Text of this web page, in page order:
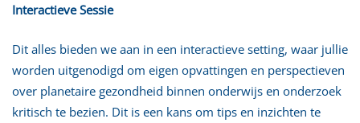
Interactieve Sessie
Dit alles bieden we aan in een interactieve setting, waar jullie
worden uitgenodigd om eigen opvattingen en perspectieven
over planetaire gezondheid binnen onderwijs en onderzoek
kritisch te bezien. Dit is een kans om tips en inzichten te